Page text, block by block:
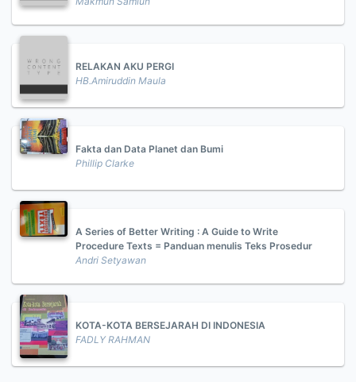
RELAKAN AKU PERGI
HB.Amiruddin Maula
Fakta dan Data Planet dan Bumi
Phillip Clarke
A Series of Better Writing : A Guide to Write
Procedure Texts = Panduan menulis Teks Prosedur
Andri Setyawan
KOTA-KOTA BERSEJARAH DI INDONESIA
FADLY RAHMAN